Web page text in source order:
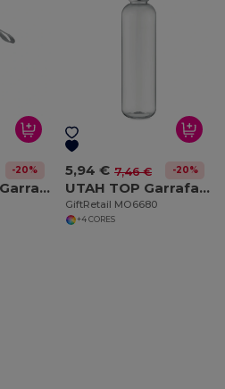
-20%
UTAH LARGE Garrafa de vidro bolsa 750ml
5,94 € 7,46 € -20%
UTAH TOP Garrafa Tritan 1L
GiftRetail MO6680
+4 CORES